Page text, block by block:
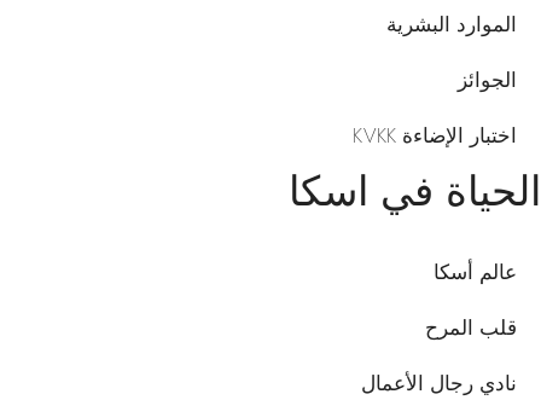
الموارد البشرية
الجوائز
اختبار الإضاءة KVKK
الحياة في اسكا
عالم أسكا
قلب المرح
نادي رجال الأعمال